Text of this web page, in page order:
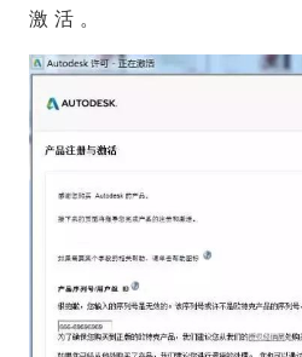
激 活 。